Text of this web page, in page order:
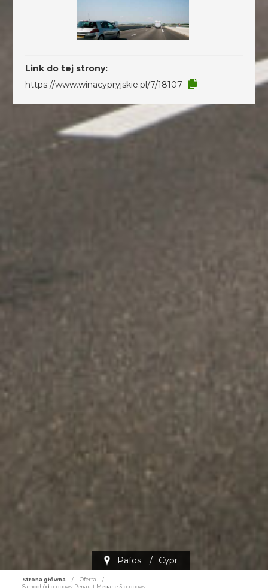
Pafos / Cypr
Strona główna / Oferta
/
Samochód osobowy Renault Megane 5-osobowy
Link do tej strony:
https://www.winacypryjskie.pl/7/18107